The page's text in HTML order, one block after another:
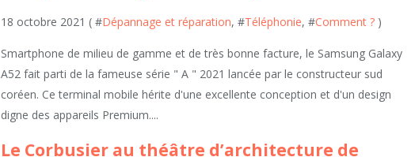
18 octobre 2021 ( #Dépannage et réparation, #Téléphonie, #Comment ? )
Smartphone de milieu de gamme et de très bonne facture, le Samsung Galaxy
A52 fait parti de la fameuse série " A " 2021 lancée par le constructeur sud
coréen. Ce terminal mobile hérite d'une excellente conception et d'un design
digne des appareils Premium....
Le Corbusier au théâtre d’architecture de